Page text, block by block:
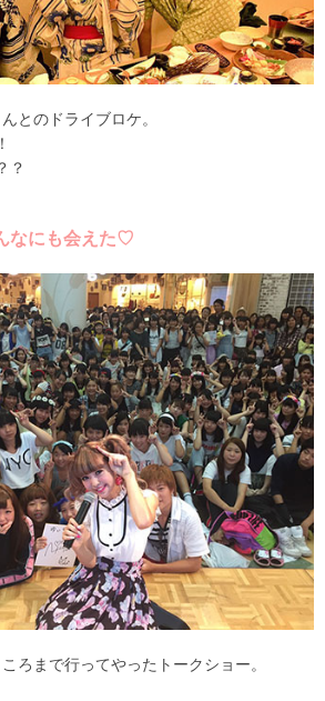
とのドライブロケ。
？
なにも会えた♡
ろまで行ってやったトークショー。